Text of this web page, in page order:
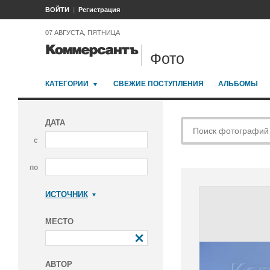
ВОЙТИ Регистрация
07 АВГУСТА, ПЯТНИЦА
Фото
КАТЕГОРИИ СВЕЖИЕ ПОСТУПЛЕНИЯ АЛЬБОМЫ
ДАТА
с
по
ИСТОЧНИК
МЕСТО
АВТОР